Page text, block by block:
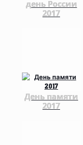
день России
2017
День памяти
2017